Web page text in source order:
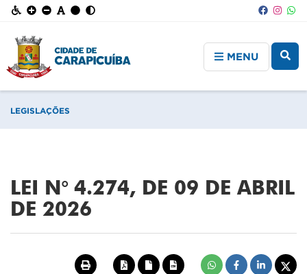
MENU
LEGISLAÇÕES
LEI N° 4.274, DE 09 DE ABRIL
DE 2026